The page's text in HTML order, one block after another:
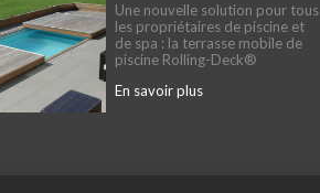
Une nouvelle solution pour tous
les propriétaires de piscine et
de spa : la terrasse mobile de
piscine Rolling-Deck®
En savoir plus